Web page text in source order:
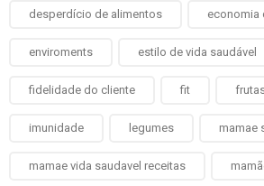
desperdício de alimentos economia
enviroments estilo de vida saudável
fidelidade do cliente fit
imunidade legumes mamae
mamae vida saudavel receitas